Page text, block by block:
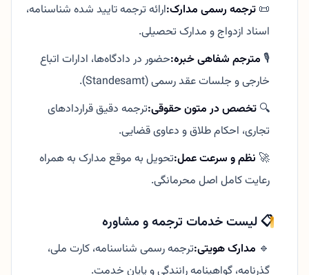
📜 ترجمه رسمی مدارک:ارائه ترجمه تایید شده شناسنامه،
اسناد ازدواج و مدارک تحصیلی.
🎙️ مترجم شفاهی خبره:حضور در دادگاه‌ها، ادارات اتباع
خارجی و جلسات عقد رسمی (Standesamt).
🔍 تخصص در متون حقوقی:ترجمه دقیق قراردادهای
تجاری، احکام طلاق و دعاوی قضایی.
🚀 نظم و سرعت عمل:تحویل به موقع مدارک به همراه
رعایت کامل اصل محرمانگی.
📋 لیست خدمات ترجمه و مشاوره
🔹 مدارک هویتی:ترجمه رسمی شناسنامه، کارت ملی،
گذرنامه، گواهینامه رانندگی و پایان خدمت.